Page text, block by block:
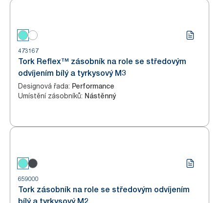
473167
Tork Reflex™ zásobník na role se středovým
odvíjením bílý a tyrkysový M3
Designová řada: Performance
Umístění zásobníků: Nástěnný
659000
Tork zásobník na role se středovým odvíjením